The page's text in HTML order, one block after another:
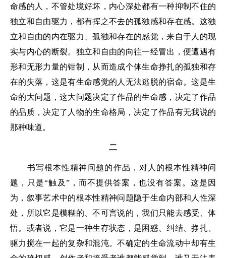
命感的人，不管处境好坏，内心深处都有一种抑制不住的
独立和自由驱力，都有挥之不去的孤独感和存在感。这独
立和自由的内在驱力、孤独和存在的感觉，来自于人的现
实与内心的断裂。独立和自由的向往一经冒出，便遭遇有
形和无形力量的钳制，从而造成个体生命挣扎的孤独和存
在的失落，这是有生命感觉的人无法逃脱的宿命。这是生
命的大问题，这大问题决定了作品的生命感，决定了作品
的品质，决定了人物的生命格局，决定了作品有无我说的
那种味道。
二
书写根本性精神问题的作品，对人的根本性精神问
题，只是“触及”，而不提供答案，也没有答案。这是因
为，叙事艺术中的根本性精神问题隐于生命内部和人性深
处，所以它是模糊的、不可言说的，我们只能去感受、体
悟。或者说，它是一种生存状态，是困惑、纠结、挣扎、
驱力搅在一起的复杂和混沌。不确定的生命流动中却有生